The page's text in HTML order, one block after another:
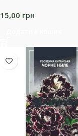
15,00 грн